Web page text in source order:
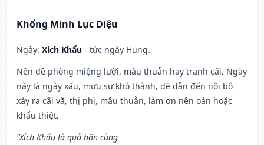
Khổng Minh Lục Diệu
Ngày: Xích Khẩu - tức ngày Hung.
Nên đề phòng miệng lưỡi, mâu thuẫn hay tranh cãi. Ngày
này là ngày xấu, mưu sự khó thành, dễ dẫn đến nội bộ
xảy ra cãi vã, thị phi, mâu thuẫn, làm ơn nên oán hoặc
khẩu thiệt.
“Xích Khẩu là quả bần cùng